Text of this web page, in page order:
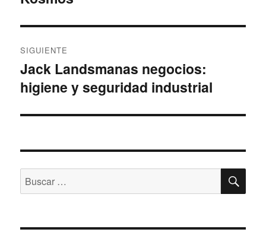
SIGUIENTE
Siguiente
entrada:
Jack Landsmanas negocios:
higiene y seguridad industrial
Buscar
por: